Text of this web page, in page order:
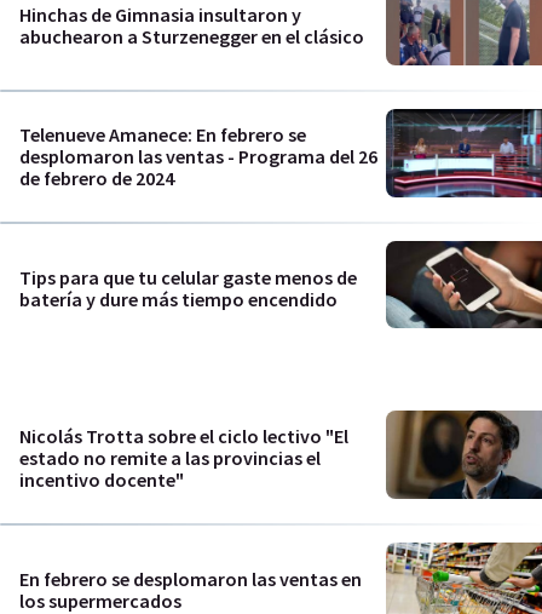
Hinchas de Gimnasia insultaron y
abuchearon a Sturzenegger en el clásico
Telenueve Amanece: En febrero se
desplomaron las ventas - Programa del 26
de febrero de 2024
Tips para que tu celular gaste menos de
batería y dure más tiempo encendido
Nicolás Trotta sobre el ciclo lectivo "El
estado no remite a las provincias el
incentivo docente"
En febrero se desplomaron las ventas en
los supermercados